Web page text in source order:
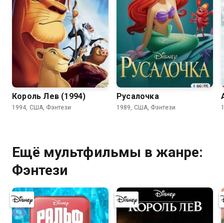
8.8
Король Лев (1994)
1994, США, Фэнтези
8.2
Русалочка
1989, США, Фэнтези
Ещё мультфильмы в жанре:
Фэнтези